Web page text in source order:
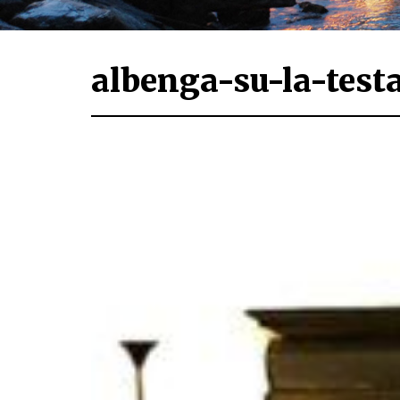
albenga-su-la-